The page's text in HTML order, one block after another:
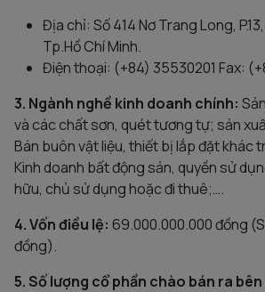
Địa chỉ: Số 414 Nơ Trang Long,
Tp.Hồ Chí Minh.
Điện thoại: (+84) 35530201 Fax:
3. Ngành nghề kinh doanh chính:
và các chất sơn, quét tương tự; sản
Bán buôn vật liệu, thiết bị lắp đặt khác
Kinh doanh bất động sản, quyền sử
hữu, chủ sử dụng hoặc đi thuê;….
4. Vốn điều lệ: 69.000.000.000 đồng
đồng).
5. Số lượng cổ phần chào bán ra